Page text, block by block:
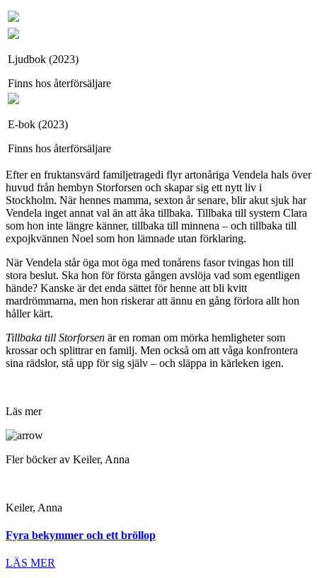
Ljudbok (2023)
Finns hos återförsäljare
E-bok (2023)
Finns hos återförsäljare
Efter en fruktansvärd familjetragedi flyr artonåriga Vendela hals över
huvud från hembyn Storforsen och skapar sig ett nytt liv i
Stockholm. När hennes mamma, sexton år senare, blir akut sjuk har
Vendela inget annat val än att åka tillbaka. Tillbaka till systern Clara
som hon inte längre känner, tillbaka till minnena – och tillbaka till
expojkvännen Noel som hon lämnade utan förklaring.
När Vendela står öga mot öga med tonårens fasor tvingas hon till
stora beslut. Ska hon för första gången avslöja vad som egentligen
hände? Kanske är det enda sättet för henne att bli kvitt
mardrömmarna, men hon riskerar att ännu en gång förlora allt hon
håller kärt.
Tillbaka till Storforsen är en roman om mörka hemligheter som
krossar och splittrar en familj. Men också om att våga konfrontera
sina rädslor, stå upp för sig själv – och släppa in kärleken igen.
Läs mer
Fler böcker av Keiler, Anna
Keiler, Anna
Fyra bekymmer och ett bröllop
LÄS MER